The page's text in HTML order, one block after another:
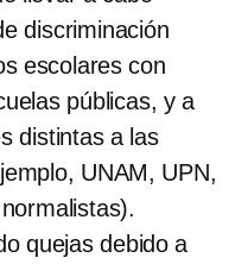
discriminación
escolares con
públicas, y a
distintas a las
UNAM, UPN,
quejas debido a